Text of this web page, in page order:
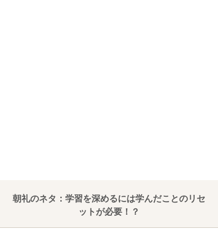
朝礼のネタ：学習を深めるには学んだことのリセ
ットが必要！？